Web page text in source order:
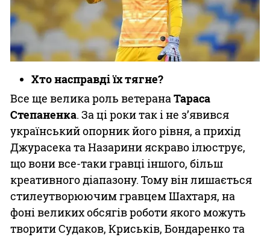
Хто насправді їх тягне?
Все ще велика роль ветеранаТараса
Степаненка. За ці роки так і не з’явився
український опорник його рівня, а прихід
Джурасека та Назарини яскраво ілюструє,
що вони все-таки гравці іншого, більш
креативного діапазону. Тому він лишається
стилеутворюючим гравцем Шахтаря, на
фоні великих обсягів роботи якого можуть
творити Судаков, Криськів, Бондаренко та